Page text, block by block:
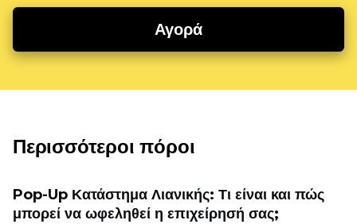
Αγορά
Περισσότεροι πόροι
Pop-Up Κατάστημα Λιανικής: Τι είναι και πώς
μπορεί να ωφεληθεί η επιχείρησή σας;